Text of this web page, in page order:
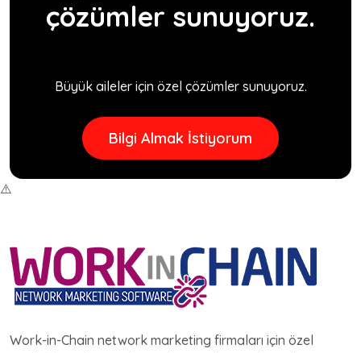
çözümler sunuyoruz.
Büyük aileler için özel çözümler sunuyoruz.
Bilgi Almak İstiyorum
Work-in-Chain network marketing firmaları için özel